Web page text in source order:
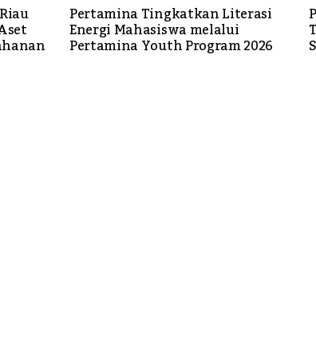
Pertamina Tingkatkan Literasi
Energi Mahasiswa melalui
Pertamina Youth Program 2026